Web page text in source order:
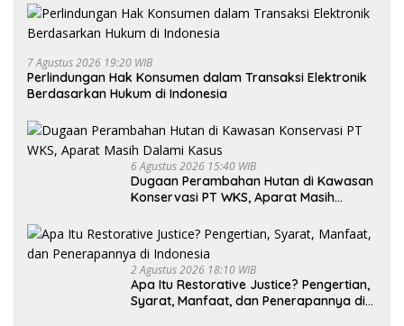
7 Agustus 2026 19:20 WIB
Perlindungan Hak Konsumen dalam Transaksi Elektronik
Berdasarkan Hukum di Indonesia
6 Agustus 2026 15:40 WIB
Dugaan Perambahan Hutan di Kawasan
Konservasi PT WKS, Aparat Masih
2 Agustus 2026 18:10 WIB
Apa Itu Restorative Justice? Pengertian,
Syarat, Manfaat, dan Penerapannya di